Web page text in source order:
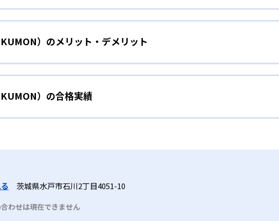
レベルから少しずつ難易度を上げていくことで子どもたちは多くの成功
学自習スタイル
単な問題から高度な問題へと、スモールステップで進んでいけるよう工
む生徒もいる。
レキシブルな受講スタイル
開いている時間内であれば、何曜日にでも週2回受講できる。そのため、
入る準備をしたい幼児向け
テップに分かれた教材で、わかる楽しさを経験しながら無理なく力を高め
成感を味わうことで、少しずつ苦手意識を克服できるだろう。
部活や習い事と両立したい生徒向け
とりの学習状況やスケジュールに合わせて、きめ細やかにカリキュラムを
しては、いつでも気軽に相談可能だ。
）のメリット・デメリット
ある？
スタイルで勉強するため、集中力や目標に向かって頑張りやり抜く力を
がある？
のクラスでも数学・英語・国語の3教科に限られるため、その他の教科に
）の合格実績
トでは合格実績は公開していない。志望校への実績があるかどうかは、
茨城県水戸市石川2丁目4051-10
わせは現在できません